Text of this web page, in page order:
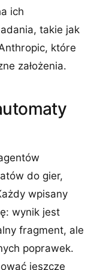
ich
takie jak
które
założenia.
do gier,
wpisany
wynik jest
fragment, ale
poprawek.
jeszcze